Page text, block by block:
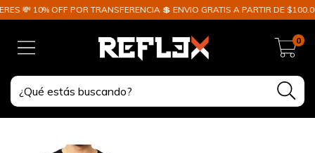
💸 10% OFF POR TRANSFERENCIA 💲 ENVIO GRATIS A PARTIR DE
0